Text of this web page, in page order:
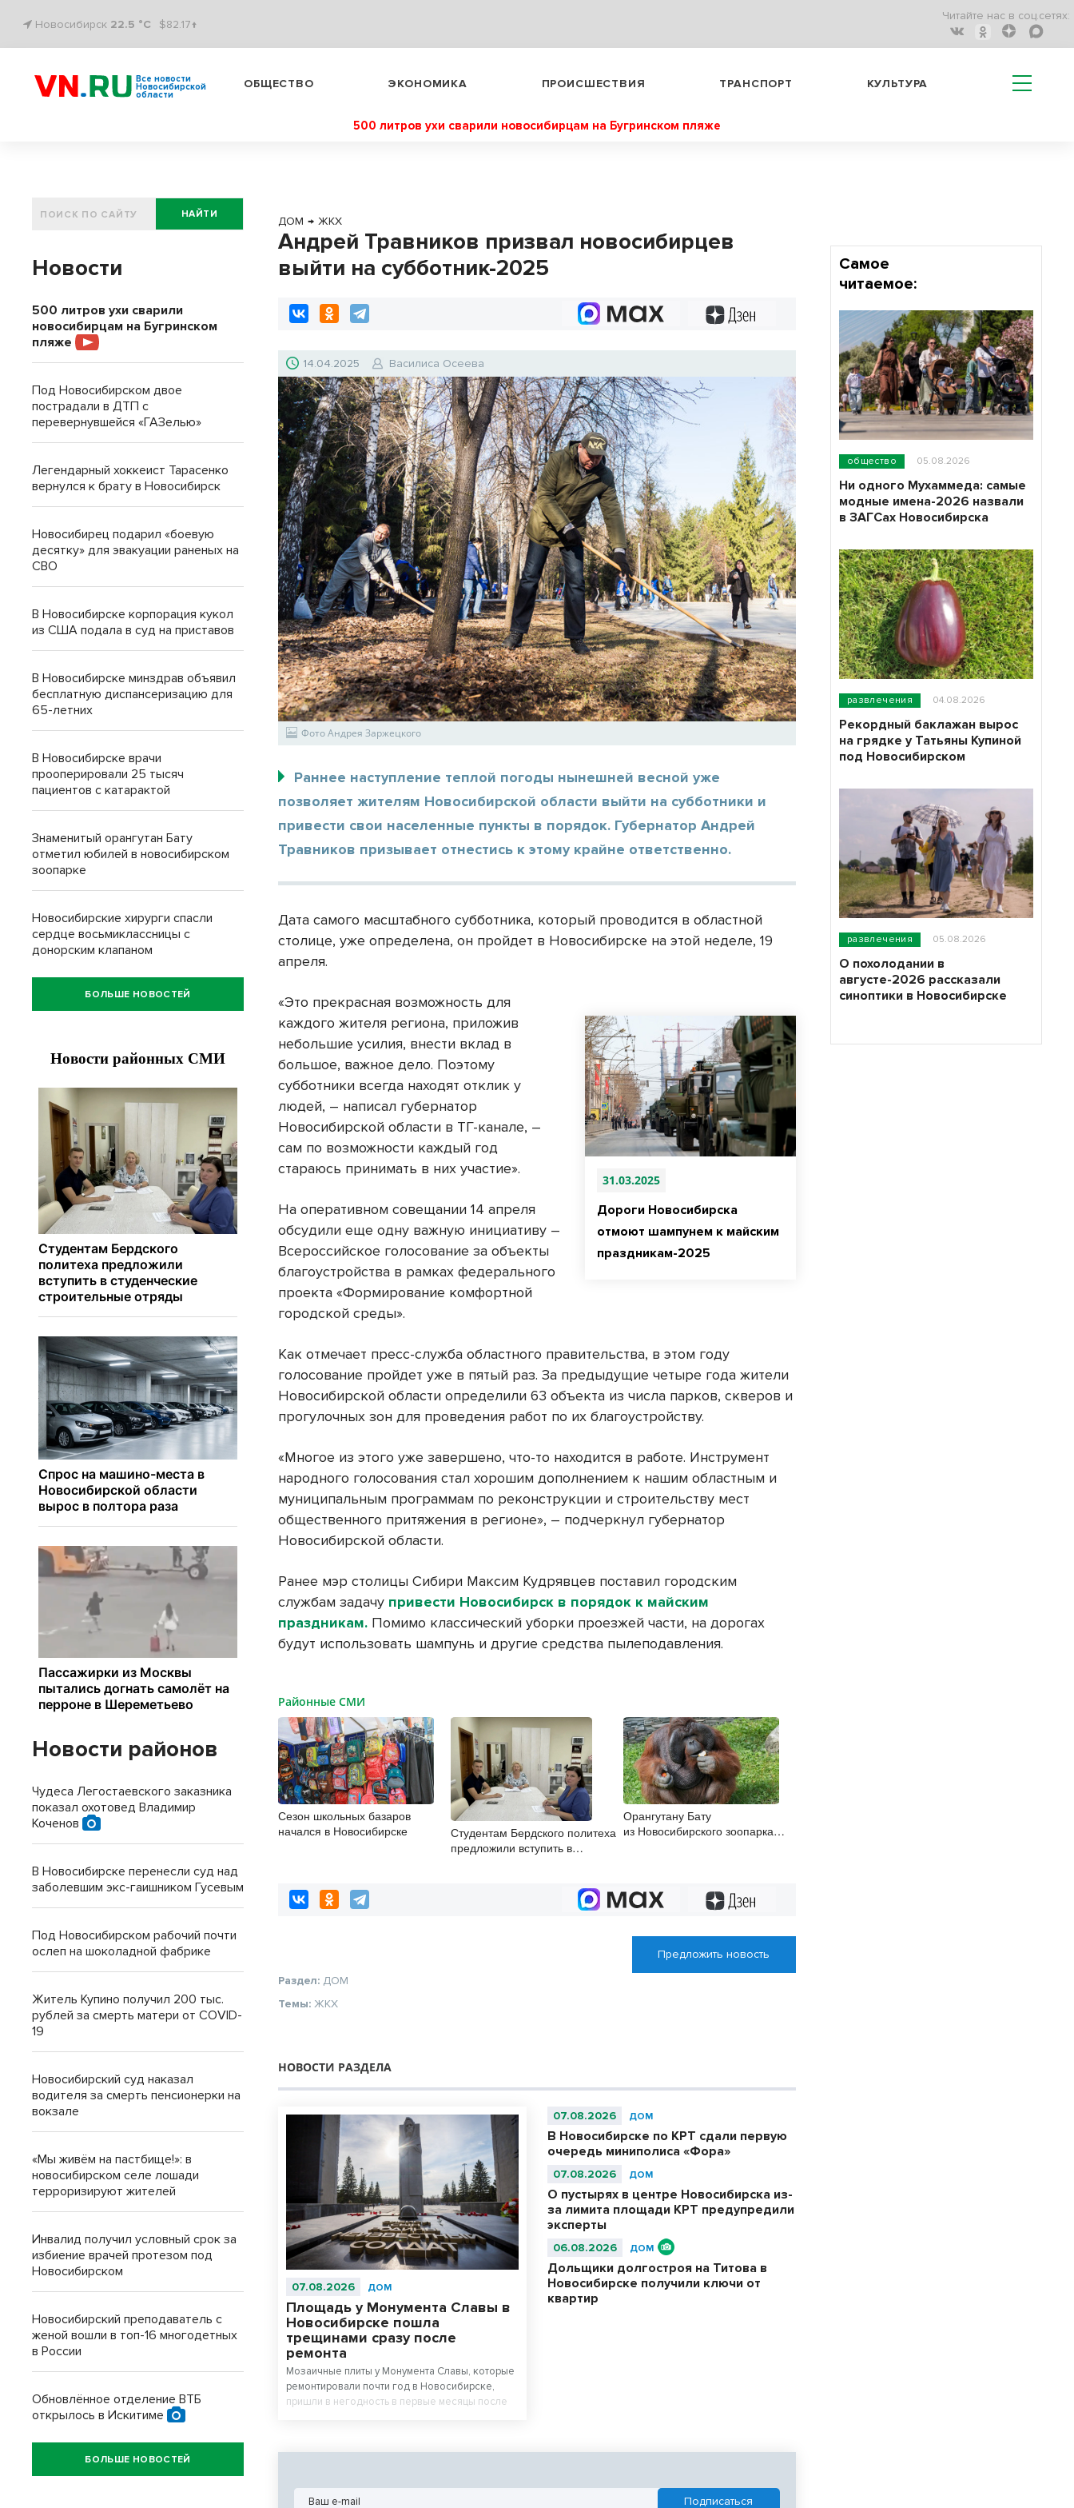
Новосибирск 22.5 °C $82.17↑
Читайте нас в соц.сетях:
Все новости
Новосибирской
области
ОБЩЕСТВО ЭКОНОМИКА ПРОИСШЕСТВИЯ ТРАНСПОРТ КУЛЬТУРА
500 литров ухи сварили новосибирцам на Бугринском пляже
ДОМ → ЖКХ
Андрей Травников призвал новосибирцев
выйти на субботник-2025
14.04.2025 Василиса Осеева
Фото Андрея Заржецкого
Раннее наступление теплой погоды нынешней весной уже
позволяет жителям Новосибирской области выйти на субботники и
привести свои населенные пункты в порядок. Губернатор Андрей
Травников призывает отнестись к этому крайне ответственно.
Дата самого масштабного субботника, который проводится в областной
столице, уже определена, он пройдет в Новосибирске на этой неделе, 19
апреля.
31.03.2025
Дороги Новосибирска
отмоют шампунем к майским
праздникам-2025
«Это прекрасная возможность для
каждого жителя региона, приложив
небольшие усилия, внести вклад в
большое, важное дело. Поэтому
субботники всегда находят отклик у
людей, – написал губернатор
Новосибирской области в ТГ-канале, –
сам по возможности каждый год
стараюсь принимать в них участие».
На оперативном совещании 14 апреля
обсудили еще одну важную инициативу –
Всероссийское голосование за объекты
благоустройства в рамках федерального
проекта «Формирование комфортной
городской среды».
Как отмечает пресс-служба областного правительства, в этом году
голосование пройдет уже в пятый раз. За предыдущие четыре года жители
Новосибирской области определили 63 объекта из числа парков, скверов и
прогулочных зон для проведения работ по их благоустройству.
«Многое из этого уже завершено, что-то находится в работе. Инструмент
народного голосования стал хорошим дополнением к нашим областным и
муниципальным программам по реконструкции и строительству мест
общественного притяжения в регионе», – подчеркнул губернатор
Новосибирской области.
Ранее мэр столицы Сибири Максим Кудрявцев поставил городским
службам задачу привести Новосибирск в порядок к майским
праздникам. Помимо классический уборки проезжей части, на дорогах
будут использовать шампунь и другие средства пылеподавления.
Районные СМИ
Сезон школьных базаров
начался в Новосибирске
Студентам Бердского политеха
предложили вступить в
Орангутану Бату
из Новосибирского зоопарка
Предложить новость
Раздел: ДОМ
Темы:ЖКХ
НОВОСТИ РАЗДЕЛА
07.08.2026 ДОМ
Площадь у Монумента Славы в
Новосибирске пошла
трещинами сразу после
ремонта
Мозаичные плиты у Монумента Славы, которые
ремонтировали почти год в Новосибирске,
пришли в негодность в первые месяцы после
07.08.2026 ДОМ
В Новосибирске по КРТ сдали первую
очередь миниполиса «Фора»
07.08.2026 ДОМ
О пустырях в центре Новосибирска из-
за лимита площади КРТ предупредили
эксперты
06.08.2026 ДОМ
Дольщики долгостроя на Титова в
Новосибирске получили ключи от
квартир
НАЙТИ
Новости
500 литров ухи сварили
новосибирцам на Бугринском
пляже
Под Новосибирском двое
пострадали в ДТП с
перевернувшейся «ГАЗелью»
Легендарный хоккеист Тарасенко
вернулся к брату в Новосибирск
Новосибирец подарил «боевую
десятку» для эвакуации раненых на
СВО
В Новосибирске корпорация кукол
из США подала в суд на приставов
В Новосибирске минздрав объявил
бесплатную диспансеризацию для
65-летних
В Новосибирске врачи
прооперировали 25 тысяч
пациентов с катарактой
Знаменитый орангутан Бату
отметил юбилей в новосибирском
зоопарке
Новосибирские хирурги спасли
сердце восьмиклассницы с
донорским клапаном
БОЛЬШЕ НОВОСТЕЙ
Новости районов
Чудеса Легостаевского заказника
показал охотовед Владимир
Коченов
В Новосибирске перенесли суд над
заболевшим экс-гаишником Гусевым
Под Новосибирском рабочий почти
ослеп на шоколадной фабрике
Житель Купино получил 200 тыс.
рублей за смерть матери от COVID-
19
Новосибирский суд наказал
водителя за смерть пенсионерки на
вокзале
«Мы живём на пастбище!»: в
новосибирском селе лошади
терроризируют жителей
Инвалид получил условный срок за
избиение врачей протезом под
Новосибирском
Новосибирский преподаватель с
женой вошли в топ-16 многодетных
в России
Обновлённое отделение ВТБ
открылось в Искитиме
БОЛЬШЕ НОВОСТЕЙ
Самое
читаемое:
общество 05.08.2026
Ни одного Мухаммеда: самые
модные имена-2026 назвали
в ЗАГСах Новосибирска
развлечения 04.08.2026
Рекордный баклажан вырос
на грядке у Татьяны Купиной
под Новосибирском
развлечения 05.08.2026
О похолодании в
августе-2026 рассказали
синоптики в Новосибирске